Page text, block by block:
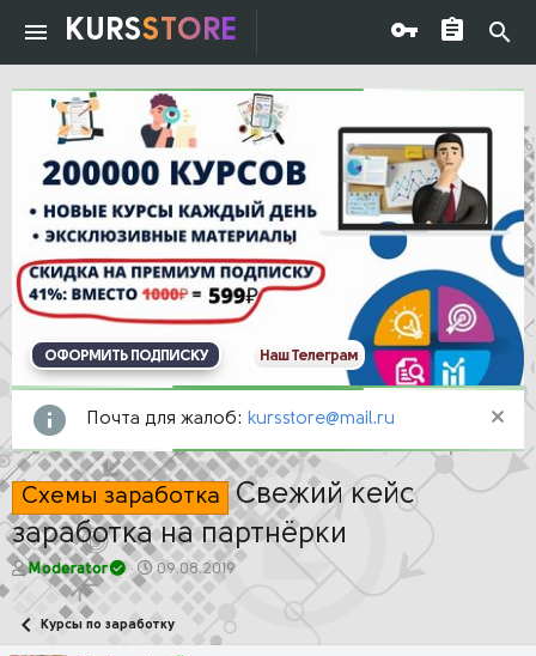
KURSSTORE
ОФОРМИТЬ ПОДПИСКУ Наш Телеграм
Почта для жалоб: kursstore@mail.ru
Схемы заработка Свежий кейс
заработка на партнёрки
А
т
о
Moderator
Д
а
09.08.2019
Курсы по заработку